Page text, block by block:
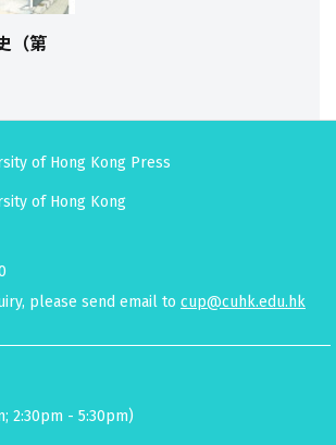
（第
of Hong Kong Press
of Hong Kong
please send email to cup@cuhk.edu.hk
2:30pm - 5:30pm)